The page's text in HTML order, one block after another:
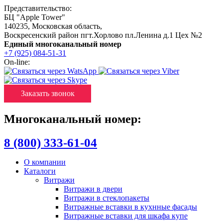
Представительство:
БЦ "Apple Tower"
140235, Московская область,
Воскресенский район пгт.Хорлово пл.Ленина д.1 Цех №2
Единый многоканальный номер
+7 (925) 084-51-31
On-line:
Заказать звонок
Многоканальный номер:
8 (800) 333-61-04
О компании
Каталоги
Витражи
Витражи в двери
Витражи в стеклопакеты
Витражные вставки в кухнные фасады
Витражные вставки для шкафа купе